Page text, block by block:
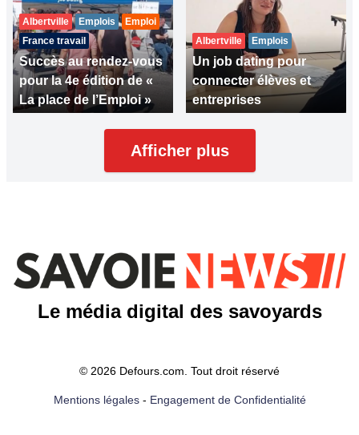
Albertville Emplois
Emploi
France travail
Succès au rendez-vous
pour la 4e édition de «
La place de l’Emploi »
Albertville Emplois
Un job dating pour
connecter élèves et
entreprises
Afficher plus
Le média digital des savoyards
© 2026 Defours.com. Tout droit réservé
Mentions légales- Engagement de Confidentialité